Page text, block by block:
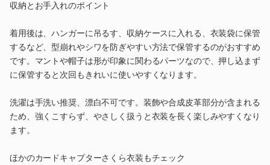
収納とお手入れのポイント
着用後は、ハンガーに吊るす、収納ケースに入れる、衣装袋に保管
するなど、型崩れやシワを防ぎやすい方法で保管するのがおすすめ
です。マントや帽子は形が印象に関わるパーツなので、押し込まず
に保管すると次回もきれいに使いやすくなります。
洗濯は手洗い推奨、漂白不可です。装飾や合成皮革部分が含まれる
ため、強くこすらず、やさしく扱うと衣装を長く楽しみやすくなり
ます。
ほかのカードキャプターさくら衣装もチェック